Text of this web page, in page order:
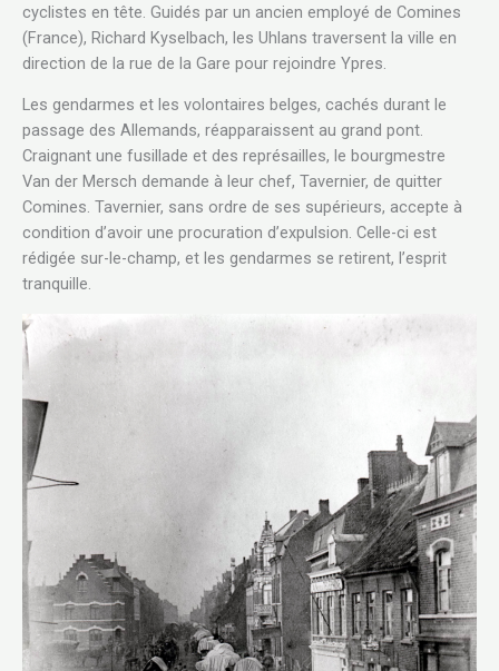
cyclistes en tête. Guidés par un ancien employé de Comines
(France), Richard Kyselbach, les Uhlans traversent la ville en
direction de la rue de la Gare pour rejoindre Ypres.
Les gendarmes et les volontaires belges, cachés durant le
passage des Allemands, réapparaissent au grand pont.
Craignant une fusillade et des représailles, le bourgmestre
Van der Mersch demande à leur chef, Tavernier, de quitter
Comines. Tavernier, sans ordre de ses supérieurs, accepte à
condition d’avoir une procuration d’expulsion. Celle-ci est
rédigée sur-le-champ, et les gendarmes se retirent, l’esprit
tranquille.